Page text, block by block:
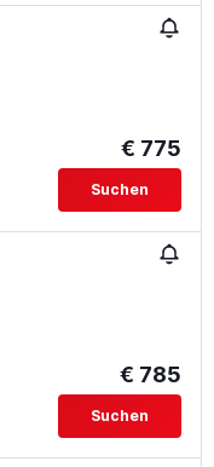
€ 775
Suchen
€ 785
Suchen